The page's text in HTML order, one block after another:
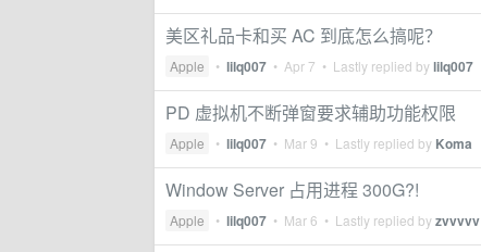
美区礼品卡和买 AC 到底怎么搞呢？
Apple • lilq007 • Apr 7 • Lastly replied bylilq007
PD 虚拟机不断弹窗要求辅助功能权限
Apple • lilq007 • Mar 9 • Lastly replied by Koma
Window Server 占用进程 300G?!
Apple • lilq007 • Mar 6 • Lastly replied byzvvvvv